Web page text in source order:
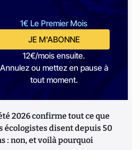
1€ Le Premier Mois
JE M'ABONNE
12€/mois ensuite.
Annulez ou mettez en pause à
tout moment.
2026 confirme tout ce que
écologistes disent depuis 50
: non, et voilà pourquoi